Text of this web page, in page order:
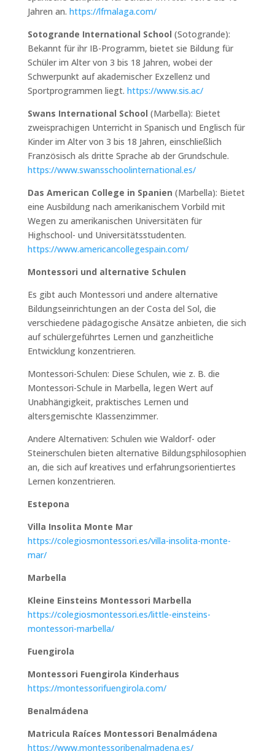
Jahren an. https://lfmalaga.com/
Sotogrande International School (Sotogrande):
Bekannt für ihr IB-Programm, bietet sie Bildung für
Schüler im Alter von 3 bis 18 Jahren, wobei der
Schwerpunkt auf akademischer Exzellenz und
Sportprogrammen liegt. https://www.sis.ac/
Swans International School (Marbella): Bietet
zweisprachigen Unterricht in Spanisch und Englisch für
Kinder im Alter von 3 bis 18 Jahren, einschließlich
Französisch als dritte Sprache ab der Grundschule.
https://www.swansschoolinternational.es/
Das American College in Spanien (Marbella): Bietet
eine Ausbildung nach amerikanischem Vorbild mit
Wegen zu amerikanischen Universitäten für
Highschool- und Universitätsstudenten.
https://www.americancollegespain.com/
Montessori und alternative Schulen
Es gibt auch Montessori und andere alternative
Bildungseinrichtungen an der Costa del Sol, die
verschiedene pädagogische Ansätze anbieten, die sich
auf schülergeführtes Lernen und ganzheitliche
Entwicklung konzentrieren.
Montessori-Schulen: Diese Schulen, wie z. B. die
Montessori-Schule in Marbella, legen Wert auf
Unabhängigkeit, praktisches Lernen und
altersgemischte Klassenzimmer.
Andere Alternativen: Schulen wie Waldorf- oder
Steinerschulen bieten alternative Bildungsphilosophien
an, die sich auf kreatives und erfahrungsorientiertes
Lernen konzentrieren.
Estepona
Villa Insolita Monte Mar
https://colegiosmontessori.es/villa-insolita-monte-
mar/
Marbella
Kleine Einsteins Montessori Marbella
https://colegiosmontessori.es/little-einsteins-
montessori-marbella/
Fuengirola
Montessori Fuengirola Kinderhaus
https://montessorifuengirola.com/
Benalmádena
Matricula Raíces Montessori Benalmádena
https://www.montessoribenalmadena.es/